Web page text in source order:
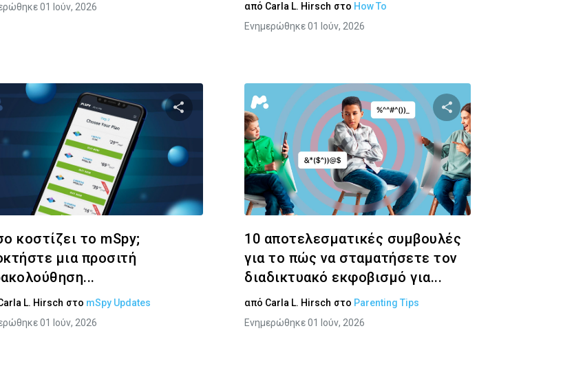
01 Ιούν, 2026
από Carla L. Hirsch στο How To
Ενημερώθηκε 01 Ιούν, 2026
το άρθρο
Συνδέσμου
Κοινοποιήστε αυτό το άρθρο
Twitter Facebook Αντιγραφή Συνδέσμου
κοστίζει το mSpy;
μια προσιτή
L. Hirsch στο mSpy Updates
01 Ιούν, 2026
Κοινοποιήστε αυτό
Twitter
10 αποτελεσματικές συμβουλές
για το πώς να σταματήσετε τον
διαδικτυακό εκφοβισμό για...
από Carla L. Hirsch στο Parenting Tips
Ενημερώθηκε 01 Ιούν, 2026